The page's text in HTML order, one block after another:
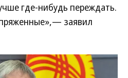
где-нибудь переждать.
заявил